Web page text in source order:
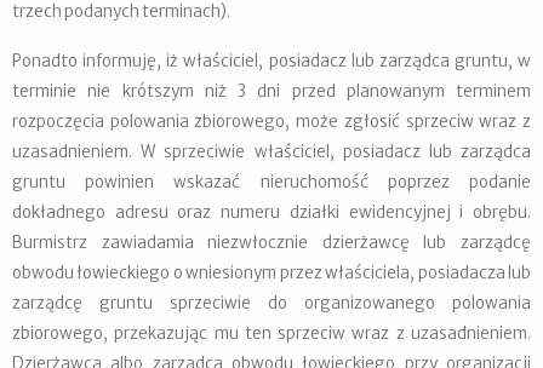
trzech podanych terminach).
Ponadto informuję, iż właściciel, posiadacz lub zarządca gruntu, w
terminie nie krótszym niż 3 dni przed planowanym terminem
rozpoczęcia polowania zbiorowego, może zgłosić sprzeciw wraz z
uzasadnieniem. W sprzeciwie właściciel, posiadacz lub zarządca
gruntu powinien wskazać nieruchomość poprzez podanie
dokładnego adresu oraz numeru działki ewidencyjnej i obrębu.
Burmistrz zawiadamia niezwłocznie dzierżawcę lub zarządcę
obwodu łowieckiego o wniesionym przez właściciela, posiadacza lub
zarządcę gruntu sprzeciwie do organizowanego polowania
zbiorowego, przekazując mu ten sprzeciw wraz z uzasadnieniem.
Dzierżawca albo zarządca obwodu łowieckiego przy organizacji